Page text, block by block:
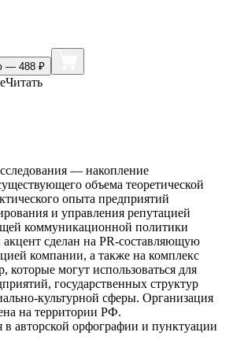
— 488 ₽
Читать
— накопление
объема теоретической
опыта предприятий
и управления репутацией
коммуникационной политики
сделан на PR-составляющую
компании, а также на комплекс
которые могут использоваться для
государственных структур
культурной сферы. Организация
на территории РФ.
в авторской орфографии и пунктуации